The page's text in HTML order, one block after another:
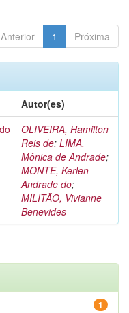
Anterior 1 Próxima
Autor(es)
OLIVEIRA, Hamilton
Reis de; LIMA,
Mônica de Andrade;
MONTE, Kerlen
Andrade do;
MILITÃO, Vivianne
Benevides
1